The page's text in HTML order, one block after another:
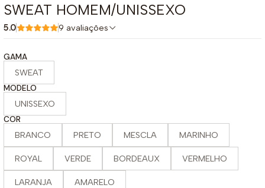
SWEAT HOMEM/UNISSEXO
5.0 9 avaliações
GAMA
SWEAT
MODELO
UNISSEXO
COR
BRANCO PRETO MESCLA MARINHO
ROYAL VERDE BORDEAUX VERMELHO
LARANJA AMARELO